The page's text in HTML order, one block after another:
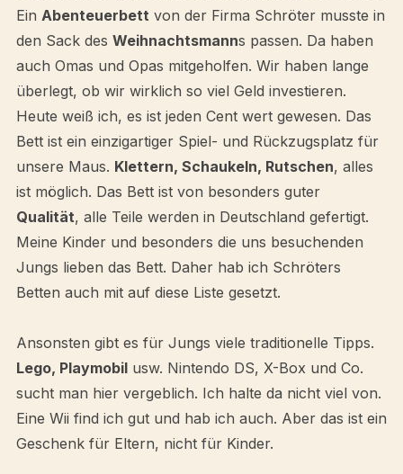
Ein Abenteuerbett von der Firma Schröter musste in
den Sack des Weihnachtsmanns passen. Da haben
auch Omas und Opas mitgeholfen. Wir haben lange
überlegt, ob wir wirklich so viel Geld investieren.
Heute weiß ich, es ist jeden Cent wert gewesen. Das
Bett ist ein einzigartiger Spiel- und Rückzugsplatz für
unsere Maus. Klettern, Schaukeln, Rutschen, alles
ist möglich. Das Bett ist von besonders guter
Qualität, alle Teile werden in Deutschland gefertigt.
Meine Kinder und besonders die uns besuchenden
Jungs lieben das Bett. Daher hab ich Schröters
Betten auch mit auf diese Liste gesetzt.
Ansonsten gibt es für Jungs viele traditionelle Tipps.
Lego, Playmobilusw. Nintendo DS, X-Box und Co.
sucht man hier vergeblich. Ich halte da nicht viel von.
Eine Wii find ich gut und hab ich auch. Aber das ist ein
Geschenk für Eltern, nicht für Kinder.